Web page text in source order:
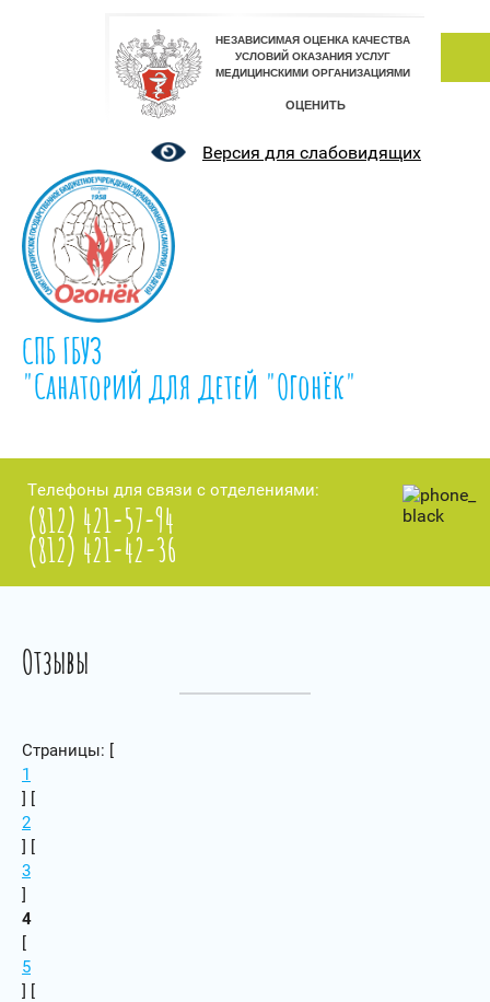
Версия для слабовидящих
СПБ ГБУЗ
"Санаторий для детей "Огонёк"
Телефоны для связи с отделениями:
(812) 421-57-94
(812) 421-42-36
Отзывы
Страницы: [
1
] [
2
] [
3
]
4
[
5
] [